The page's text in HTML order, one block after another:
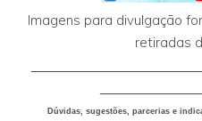
Imagens para divulgação
retiradas
Dúvidas, sugestões, parcerias e